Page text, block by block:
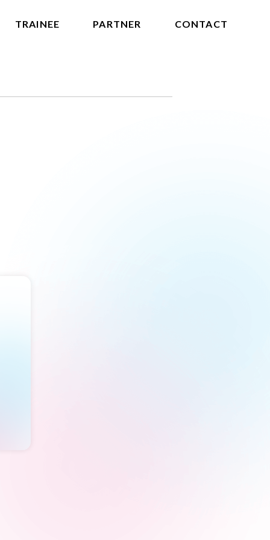
TRAINEE PARTNER CONTACT